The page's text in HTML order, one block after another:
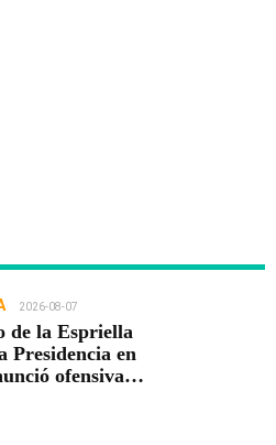
2026-08-07
de la Espriella
Presidencia en
ofensiva